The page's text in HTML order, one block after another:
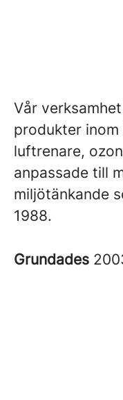
Vår
produkter
luftrenare,
anpassade till
miljötänkande
1988.
Grundades